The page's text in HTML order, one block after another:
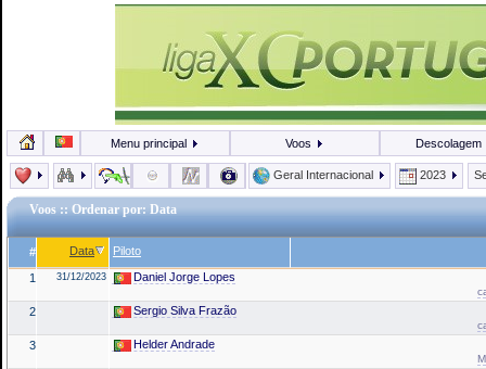
Menu principal Voos Descolagem
Geral Internacional 2023
Voos :: Ordenar por: Data
# Data Piloto
1 31/12/2023 Daniel Jorge Lopes
2 Sergio Silva Frazão
3 Helder Andrade